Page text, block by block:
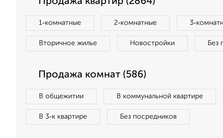
1‑комнатные 2‑комнатные
Вторичное жилье Новостройки Без
Продажа комнат (586)
В общежитии В коммунальной квартире
В 3‑к квартире Без посредников